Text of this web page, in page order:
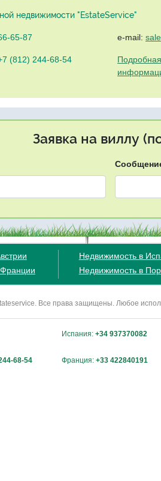
недвижимости "EstateService"
65-87
(812) 244-68-54
e-mail:
Заявка на виллу
Недвижимость в
Недвижимость в
Все права защищены. Любое
Испания: +34 937370082
68-54 Франция: +33 422840191